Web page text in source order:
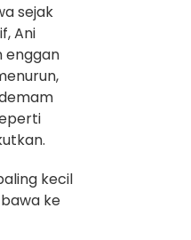
sejak
Ani
enggan
kecil
ke